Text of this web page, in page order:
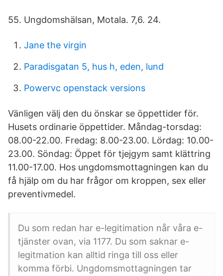
55. Ungdomshälsan, Motala. 7,6. 24.
Jane the virgin
Paradisgatan 5, hus h, eden, lund
Powervc openstack versions
Vänligen välj den du önskar se öppettider för.
Husets ordinarie öppettider. Måndag-torsdag:
08.00-22.00. Fredag: 8.00-23.00. Lördag: 10.00-
23.00. Söndag: Öppet för tjejgym samt klättring
11.00-17.00. Hos ungdomsmottagningen kan du
få hjälp om du har frågor om kroppen, sex eller
preventivmedel.
Du som redan har e-legitimation når våra e-
tjänster ovan, via 1177. Du som saknar e-
legitmation kan alltid ringa till oss eller
komma förbi. Ungdomsmottagningen tar